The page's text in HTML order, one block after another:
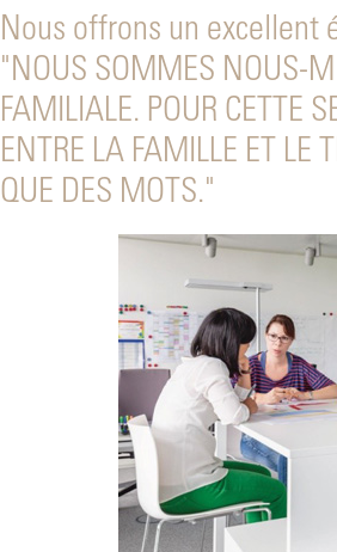
Nous offrons un excellent
"NOUS SOMMES NOUS-
FAMILIALE. POUR CETTE
ENTRE LA FAMILLE ET LE
QUE DES MOTS."